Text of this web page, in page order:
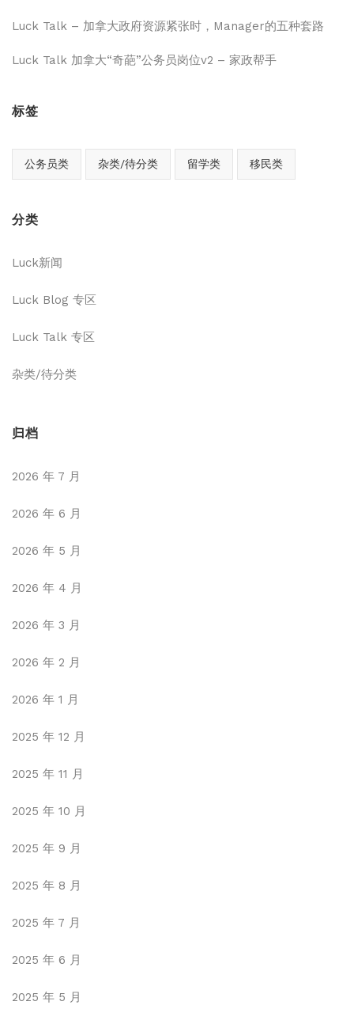
Luck Talk – 加拿大政府资源紧张时，Manager的五种套路
Luck Talk 加拿大“奇葩”公务员岗位v2 – 家政帮手
标签
公务员类 杂类/待分类 留学类 移民类
分类
Luck新闻
Luck Blog 专区
Luck Talk 专区
杂类/待分类
归档
2026 年 7 月
2026 年 6 月
2026 年 5 月
2026 年 4 月
2026 年 3 月
2026 年 2 月
2026 年 1 月
2025 年 12 月
2025 年 11 月
2025 年 10 月
2025 年 9 月
2025 年 8 月
2025 年 7 月
2025 年 6 月
2025 年 5 月